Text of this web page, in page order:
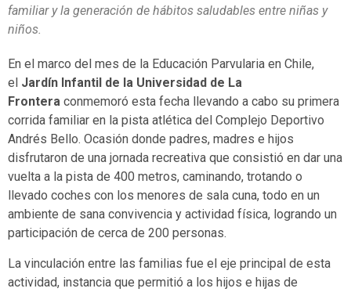
familiar y la generación de hábitos saludables entre niñas y
niños.
En el marco del mes de la Educación Parvularia en Chile,
el Jardín Infantil de la Universidad de La
Frontera conmemoró esta fecha llevando a cabo su primera
corrida familiar en la pista atlética del Complejo Deportivo
Andrés Bello. Ocasión donde padres, madres e hijos
disfrutaron de una jornada recreativa que consistió en dar una
vuelta a la pista de 400 metros, caminando, trotando o
llevado coches con los menores de sala cuna, todo en un
ambiente de sana convivencia y actividad física, logrando un
participación de cerca de 200 personas.
La vinculación entre las familias fue el eje principal de esta
actividad, instancia que permitió a los hijos e hijas de